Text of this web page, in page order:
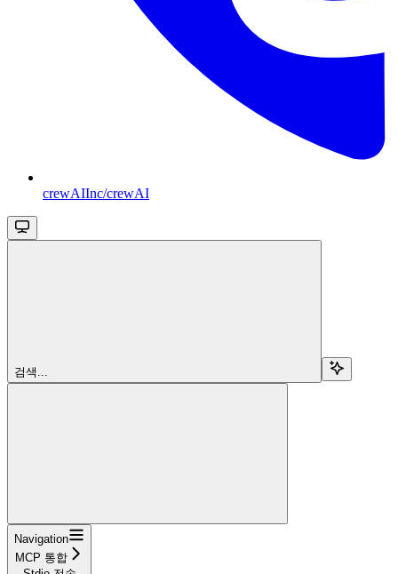
crewAIInc/crewAI
검색...
Navigation
MCP 통합